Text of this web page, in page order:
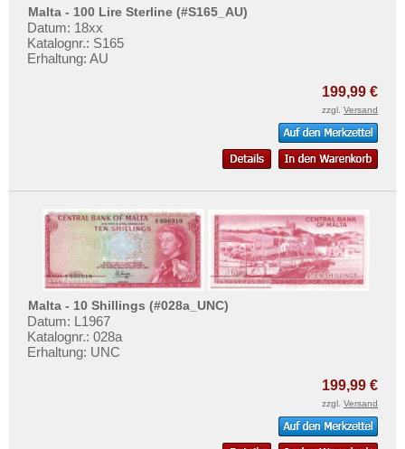
Niederlande
Nordirland
Rumänien
Russland
Saarland
San Marino
Schottland
Schweden
Schweiz
Testbanknoten
Banknotenbriefe
Kataloge
Kontakt
Informationen
Preislisten
Ankauf
Erhaltungsgrade
Gratisbanknoten
Malta - 100 Lire Sterline (#S165_AU)
Datum: 18xx
Katalognr.: S165
Erhaltung: AU
199,99 €
zzgl. Versand
Malta - 10 Shillings (#028a_UNC)
Datum: L1967
Katalognr.: 028a
Erhaltung: UNC
199,99 €
zzgl. Versand